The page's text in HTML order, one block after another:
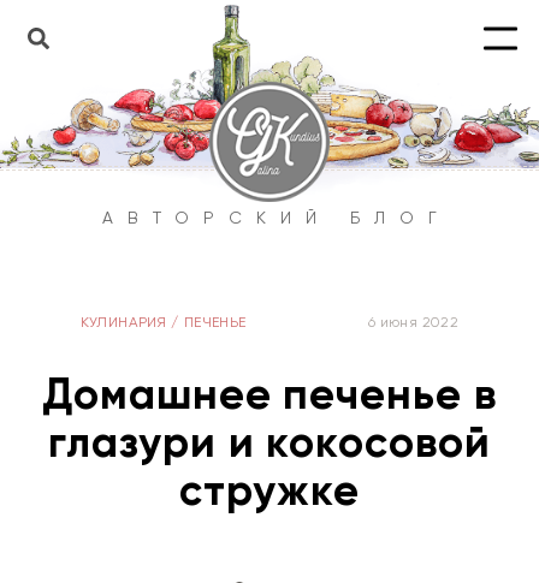
АВТОРСКИЙ БЛОГ
КУЛИНАРИЯ / ПЕЧЕНЬЕ 6 июня 2022
Домашнее печенье в
глазури и кокосовой
стружке